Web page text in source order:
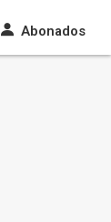
Abonados